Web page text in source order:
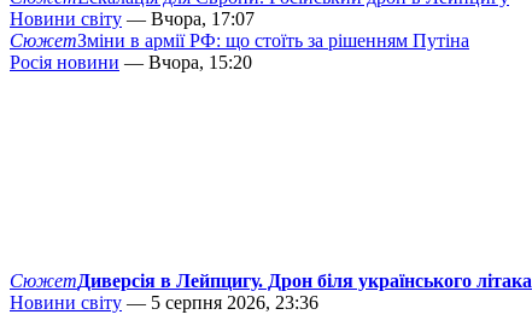
Новини світу — Вчора, 17:07
СюжетЗміни в армії РФ: що стоїть за рішенням Путіна
Росія новини — Вчора, 15:20
СюжетДиверсія в Лейпцигу. Дрон біля українського літака
Новини світу — 5 серпня 2026, 23:36